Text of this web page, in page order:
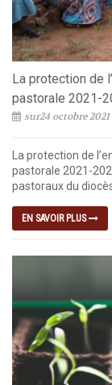
La protection de
pastorale 2021-
sur24 octobre 2021
La protection de
pastorale 2021-
pastoraux du
EN SAVOIR PLUS